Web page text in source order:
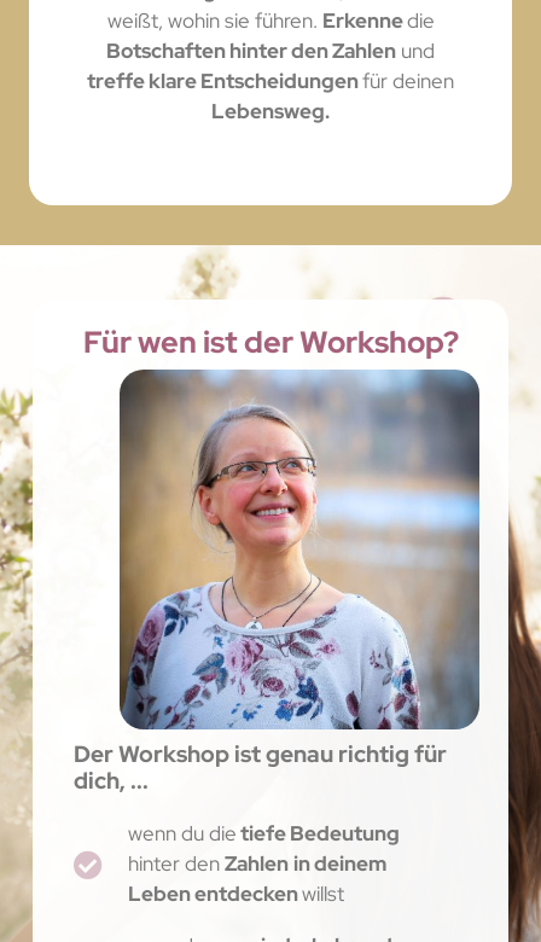
weißt, wohin sie führen. Erkennedie
Botschaften hinter den Zahlen und
treffe klare Entscheidungenfür deinen
Lebensweg.
Für wen ist der Workshop?
Der Workshop ist genau richtig für
dich, ...
wenn du dietiefe Bedeutung
hinter denZahlen in deinem
Leben entdeckenwillst